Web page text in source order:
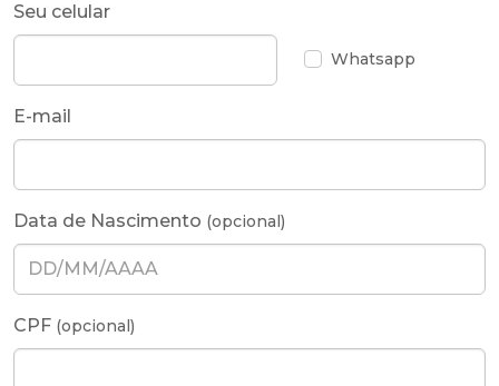
Seu celular
Whatsapp
E-mail
Data de Nascimento (opcional)
CPF (opcional)